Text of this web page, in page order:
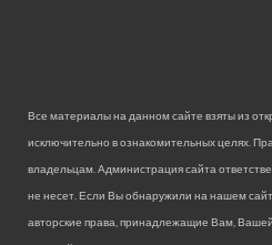
Все материалы на данном сайте взяты из
исключительно в ознакомительных целях.
владельцам. Администрация сайта
не несет. Если Вы обнаружили на нашем
авторские права, принадлежащие Вам,